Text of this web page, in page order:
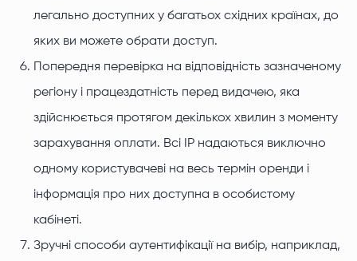
легально доступних у багатьох східних країнах, до
яких ви можете обрати доступ.
Попередня перевірка на відповідність зазначеному
регіону і працездатність перед видачею, яка
здійснюється протягом декількох хвилин з моменту
зарахування оплати. Всі IP надаються виключно
одному користувачеві на весь термін оренди і
інформація про них доступна в особистому
кабінеті.
Зручні способи аутентифікації на вибір, наприклад,